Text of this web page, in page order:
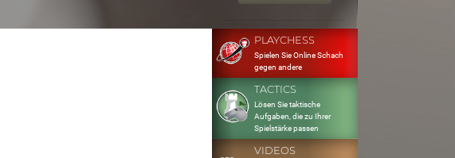
PLAYCHESS
Spielen Sie Online Schach
gegen andere
TACTICS
Lösen Sie taktische
Aufgaben, die zu Ihrer
Spielstärke passen
VIDEOS